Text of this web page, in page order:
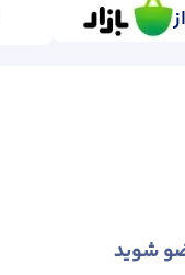
شوید